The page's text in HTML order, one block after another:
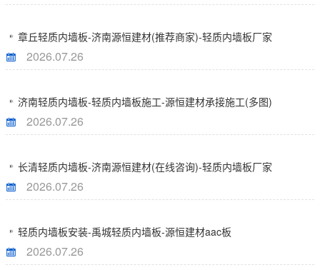
章丘轻质内墙板-济南源恒建材(推荐商家)-轻质内墙板厂家
2026.07.26
济南轻质内墙板-轻质内墙板施工-源恒建材承接施工(多图)
2026.07.26
长清轻质内墙板-济南源恒建材(在线咨询)-轻质内墙板厂家
2026.07.26
轻质内墙板安装-禹城轻质内墙板-源恒建材aac板
2026.07.26